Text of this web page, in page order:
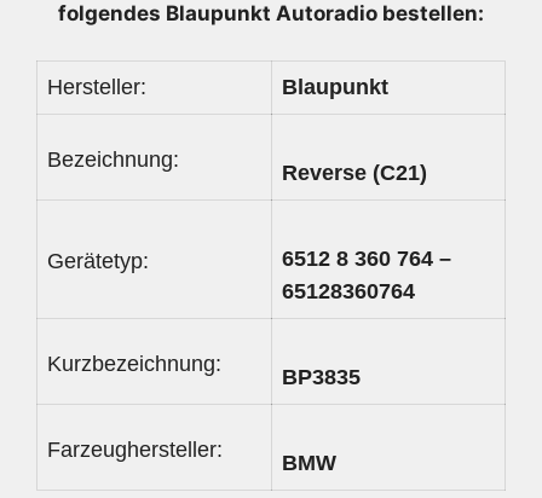
folgendes Blaupunkt Autoradio bestellen:
Hersteller: Blaupunkt
Bezeichnung:
Reverse (C21)
Gerätetyp:
6512 8 360 764 –
65128360764
Kurzbezeichnung:
BP3835
Farzeughersteller:
BMW